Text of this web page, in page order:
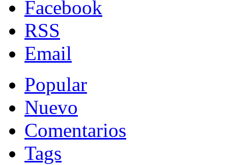
Facebook
RSS
Email
Popular
Nuevo
Comentarios
Tags